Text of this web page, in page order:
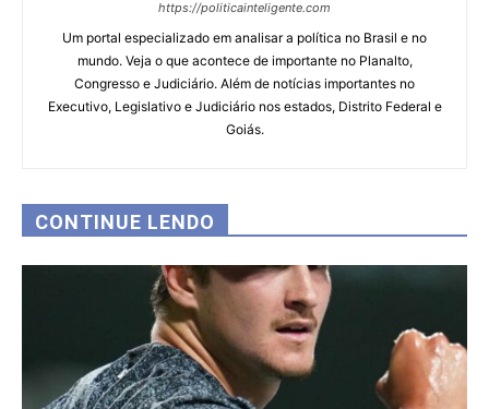
https://politicainteligente.com
Um portal especializado em analisar a política no Brasil e no
mundo. Veja o que acontece de importante no Planalto,
Congresso e Judiciário. Além de notícias importantes no
Executivo, Legislativo e Judiciário nos estados, Distrito Federal e
Goiás.
CONTINUE LENDO